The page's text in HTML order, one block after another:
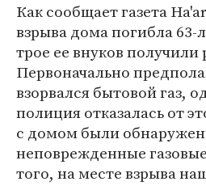
Как сообщает газета
взрыва дома погибла
трое ее внуков получили
Первоначально
взорвался бытовой газ,
полиция отказалась от
с домом были
неповрежденные
того, на месте взрыва